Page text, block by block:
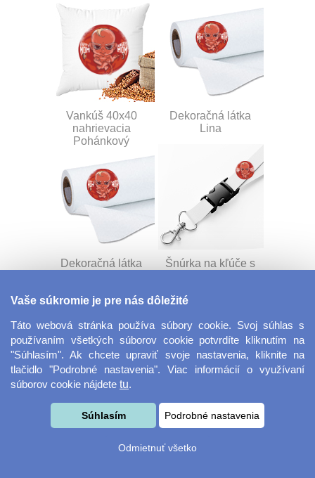
Vankúš 40x40
nahrievacia
Pohánkový
Dekoračná látka
Lina
Dekoračná látka
Šnúrka na kľúče s
Velkoformátová
Desiatový box
Vaše súkromie je pre nás dôležité
Táto webová stránka používa súbory cookie. Svoj súhlas s
používaním všetkých súborov cookie potvrdíte kliknutím na
"Súhlasím". Ak chcete upraviť svoje nastavenia, kliknite na
tlačidlo "Podrobné nastavenia". Viac informácií o využívaní
súborov cookie nájdete tu.
Súhlasím Podrobné nastavenia
Odmietnuť všetko